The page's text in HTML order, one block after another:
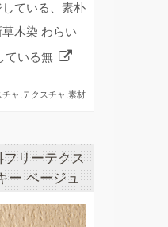
ている、素朴
木染 わらい
ている無
ャ テクスチャ 素材
リーテクス
ー ベージュ